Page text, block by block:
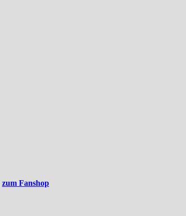
zum Fanshop